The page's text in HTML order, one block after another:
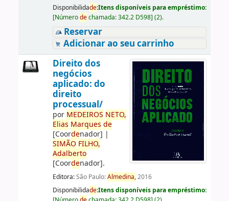
Disponibilidade:Itens disponíveis para empréstimo:
[Númerodechamada:342.2 D598] (2).
Reservar
Adicionar ao seu carrinho
Direito dos
negócios
aplicado: do
direito
processual/
por MEDEIROS NETO,
Elias Marques de
[Coordenador] |
SIMÃO FILHO,
Adalberto
[Coordenador].
Editora:São Paulo:Almedina,2016
Disponibilidade:Itens disponíveis para empréstimo: